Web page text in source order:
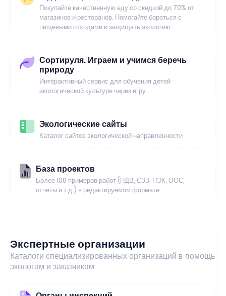
Покупайте качественную еду со скидкой до 70% от
магазинов и ресторанов. Помогайте бороться с
пищевыми отходами и защищать экологию
Сортируля. Играем и учимся беречь
природу
Интерактивный сервис для обучения детей
экологической культуре через игру
Экологические сайты
Каталог сайтов экологической направленности
База проектов
Более 100 примеров работ (НДВ, СЗЗ, ПЭК, ООС,
отчёты и т.д.) в редактируемом формате
Экспертные организации
Каталоги специализированных организаций в помощь
экологам и заказчикам